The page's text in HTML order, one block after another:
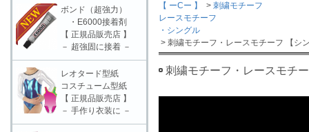
【 ーCー 】 > 刺繍モチーフ
レースモチーフ
・シングル
> 刺繍モチーフ・レースモチーフ 【シ
刺繍モチーフ・レースモチ
ボンド（超強力）
・E6000接着剤
【 正規品販売店 】
－ 超強固に接着 －
レオタード型紙
コスチューム型紙
【 正規品販売店 】
－ 手作り衣装に －